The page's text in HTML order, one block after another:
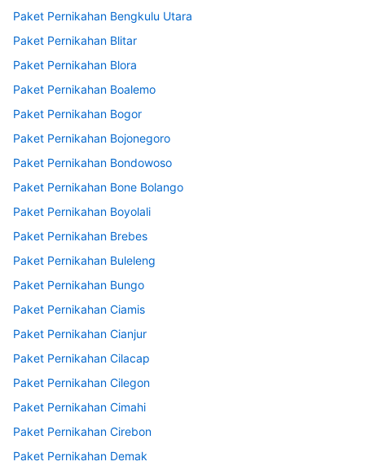
Paket Pernikahan Bengkulu Utara
Paket Pernikahan Blitar
Paket Pernikahan Blora
Paket Pernikahan Boalemo
Paket Pernikahan Bogor
Paket Pernikahan Bojonegoro
Paket Pernikahan Bondowoso
Paket Pernikahan Bone Bolango
Paket Pernikahan Boyolali
Paket Pernikahan Brebes
Paket Pernikahan Buleleng
Paket Pernikahan Bungo
Paket Pernikahan Ciamis
Paket Pernikahan Cianjur
Paket Pernikahan Cilacap
Paket Pernikahan Cilegon
Paket Pernikahan Cimahi
Paket Pernikahan Cirebon
Paket Pernikahan Demak